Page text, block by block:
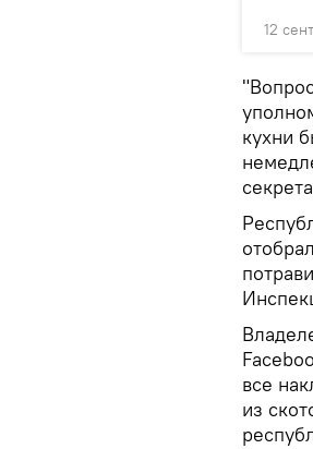
12
кухни
все
из